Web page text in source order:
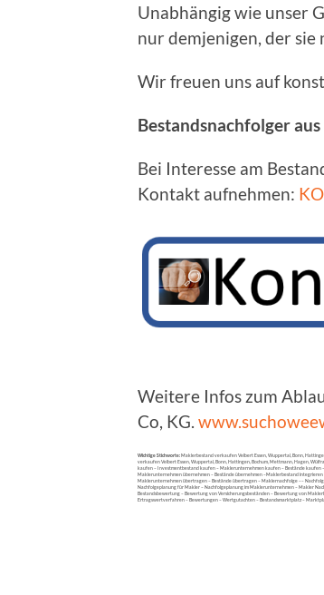
Unabhängig wie unser
nur demjenigen, der sie
Wir freuen uns auf
Bestandsnachfolger
Bei Interesse am
Kontakt aufnehmen:
Weitere Infos zum
Co, KG.
Wichtige Stichworte:Maklerbestand verkaufen Velbert Essen, Wuppertal, Bonn,
verkaufen Velbert Essen, Wuppertal, Bonn, Hattingen, Bochum, Mettmann, Hagen,
kaufen – Investmentbestand kaufen – Maklerunternehmen kaufen – Bestände kaufen
Maklerunternehmen übernehmen – Bestände übernehmen –Maklerbestand
Maklerunternehmen übertragen – Bestände übertragen – Maklernachfolge ––
Nachfolgeplanung für Makler – Nachfolgeplanung im Maklerunternehmen – Makler
Bestandsbewertung – Bewertung von Versicherungsbeständen – Bewertung von
Ertragswertverfahren – Bewertungen – Wertgutachten – Bestandsmarktplatz –